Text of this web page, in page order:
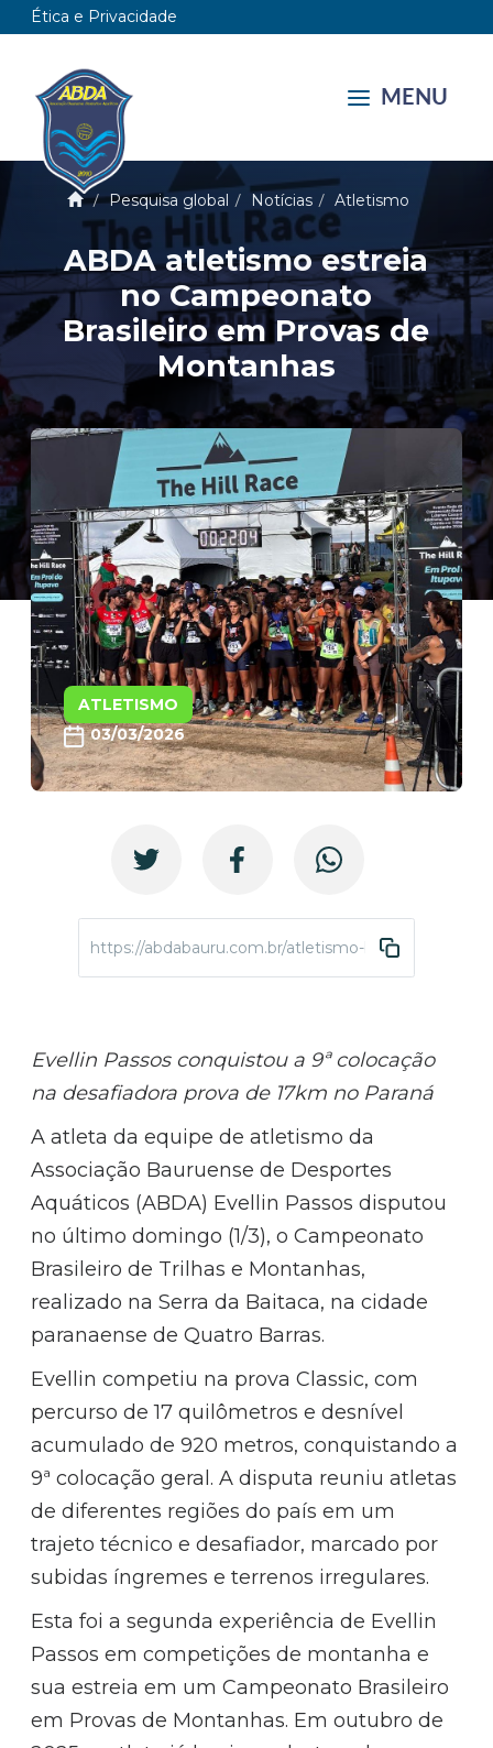
Ética e Privacidade
MENU
Pesquisa global Notícias Atletismo
ABDA atletismo estreia
no Campeonato
Brasileiro em Provas de
Montanhas
ATLETISMO
03/03/2026
https://abdabauru.com.br/atletismo-brasileiro-
Evellin Passos conquistou a 9ª colocação
na desafiadora prova de 17km no Paraná
A atleta da equipe de atletismo da
Associação Bauruense de Desportes
Aquáticos (ABDA) Evellin Passos disputou
no último domingo (1/3), o Campeonato
Brasileiro de Trilhas e Montanhas,
realizado na Serra da Baitaca, na cidade
paranaense de Quatro Barras.
Evellin competiu na prova Classic, com
percurso de 17 quilômetros e desnível
acumulado de 920 metros, conquistando a
9ª colocação geral. A disputa reuniu atletas
de diferentes regiões do país em um
trajeto técnico e desafiador, marcado por
subidas íngremes e terrenos irregulares.
Esta foi a segunda experiência de Evellin
Passos em competições de montanha e
sua estreia em um Campeonato Brasileiro
em Provas de Montanhas. Em outubro de